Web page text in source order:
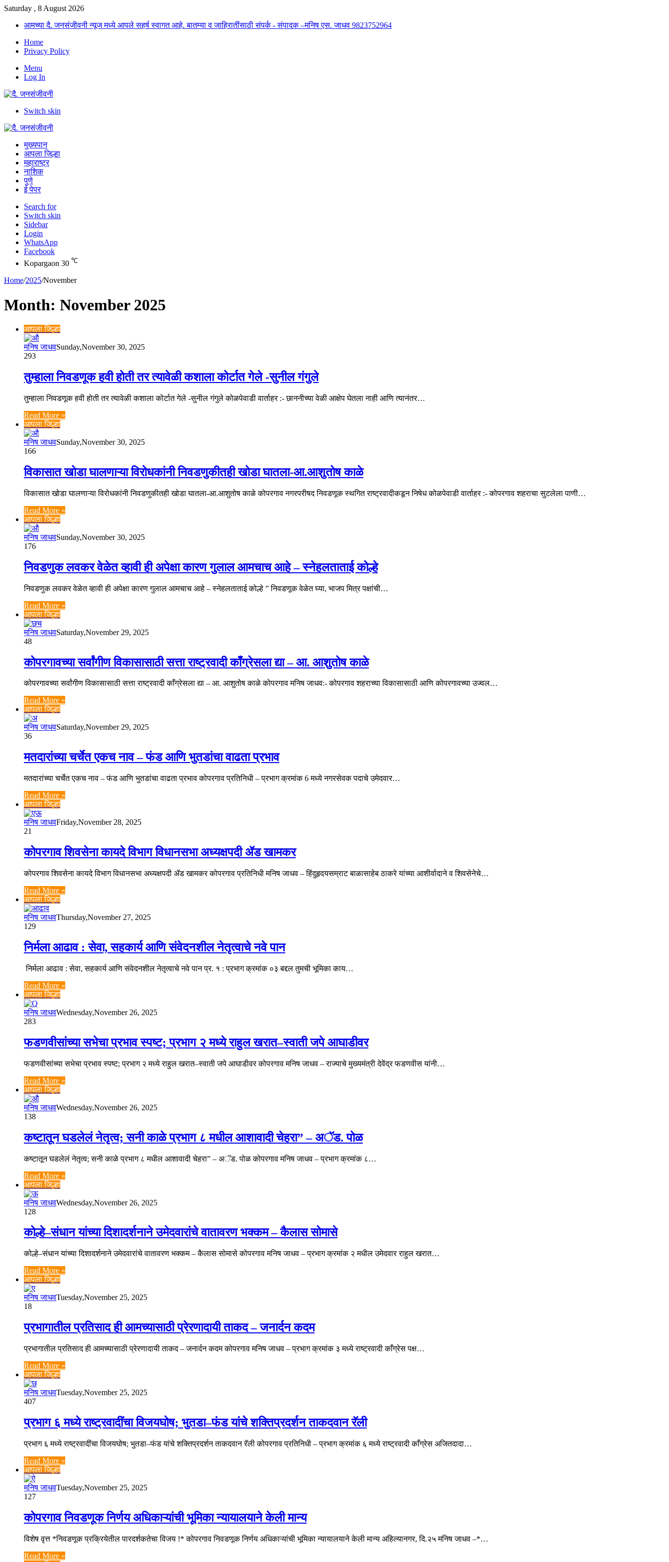
Saturday , 8 August 2026
आमच्या दै. जनसंजीवनी न्यूज मध्ये आपले सहर्ष स्वागत आहे. बातम्या व जाहिरातींसाठी संपर्क - संपादक –मनिष एस. जाधव 9823752964
Home
Privacy Policy
Menu
Log In
Switch skin
मुख्यपान
आपला जिल्हा
महाराष्ट्र
नाशिक
पुणे
ई पेपर
Search for
Switch skin
Sidebar
Login
WhatsApp
Facebook
Kopargaon 30 ℃
Home/2025/November
Month: November 2025
आपला जिल्हा
मनिष जाधवSunday,November 30, 2025
293
तुम्हाला निवडणूक हवी होती तर त्यावेळी कशाला कोर्टात गेले -सुनील गंगुले
तुम्हाला निवडणूक हवी होती तर त्यावेळी कशाला कोर्टात गेले -सुनील गंगुले कोळपेवाडी वार्ताहर :- छाननीच्या वेळी आक्षेप घेतला नाही आणि त्यानंतर…
Read More »
आपला जिल्हा
मनिष जाधवSunday,November 30, 2025
166
विकासात खोडा घालणाऱ्या विरोधकांनी निवडणुकीतही खोडा घातला-आ.आशुतोष काळे
विकासात खोडा घालणाऱ्या विरोधकांनी निवडणुकीतही खोडा घातला-आ.आशुतोष काळे कोपरगाव नगरपरीषद निवडणूक स्थगित राष्ट्रवादीकडून निषेध कोळपेवाडी वार्ताहर :- कोपरगाव शहराचा सुटलेला पाणी…
Read More »
आपला जिल्हा
मनिष जाधवSunday,November 30, 2025
176
निवडणुक लवकर वेळेत व्हावी ही अपेक्षा कारण गुलाल आमचाच आहे – स्नेहलताताई कोल्हे
निवडणुक लवकर वेळेत व्हावी ही अपेक्षा कारण गुलाल आमचाच आहे – स्नेहलताताई कोल्हे ” निवडणूक वेळेत घ्या, भाजप मित्र पक्षांची…
Read More »
आपला जिल्हा
मनिष जाधवSaturday,November 29, 2025
48
कोपरगावच्या सर्वांगीण विकासासाठी सत्ता राष्ट्रवादी काँग्रेसला द्या – आ. आशुतोष काळे
कोपरगावच्या सर्वांगीण विकासासाठी सत्ता राष्ट्रवादी काँग्रेसला द्या – आ. आशुतोष काळे कोपरगाव मनिष जाधव:- कोपरगाव शहराच्या विकासासाठी आणि कोपरगावच्या उज्वल…
Read More »
आपला जिल्हा
मनिष जाधवSaturday,November 29, 2025
36
मतदारांच्या चर्चेत एकच नाव – फंड आणि भुतडांचा वाढता प्रभाव
मतदारांच्या चर्चेत एकच नाव – फंड आणि भुतडांचा वाढता प्रभाव कोपरगाव प्रतिनिधी – प्रभाग क्रमांक 6 मध्ये नगरसेवक पदाचे उमेदवार…
Read More »
आपला जिल्हा
मनिष जाधवFriday,November 28, 2025
21
कोपरगाव शिवसेना कायदे विभाग विधानसभा अध्यक्षपदी ॲड खामकर
कोपरगाव शिवसेना कायदे विभाग विधानसभा अध्यक्षपदी ॲड खामकर कोपरगाव प्रतिनिधी मनिष जाधव – हिंदुहृदयसम्राट बाळासाहेब ठाकरे यांच्या आशीर्वादाने व शिवसेनेचे…
Read More »
आपला जिल्हा
मनिष जाधवThursday,November 27, 2025
129
निर्मला आढाव : सेवा, सहकार्य आणि संवेदनशील नेतृत्वाचे नवे पान
निर्मला आढाव : सेवा, सहकार्य आणि संवेदनशील नेतृत्वाचे नवे पान प्र. १ : प्रभाग क्रमांक ०३ बद्दल तुमची भूमिका काय…
Read More »
आपला जिल्हा
मनिष जाधवWednesday,November 26, 2025
283
फडणवीसांच्या सभेचा प्रभाव स्पष्ट; प्रभाग २ मध्ये राहुल खरात–स्वाती जपे आघाडीवर
फडणवीसांच्या सभेचा प्रभाव स्पष्ट; प्रभाग २ मध्ये राहुल खरात–स्वाती जपे आघाडीवर कोपरगाव मनिष जाधव – राज्याचे मुख्यमंत्री देवेंद्र फडणवीस यांनी…
Read More »
आपला जिल्हा
मनिष जाधवWednesday,November 26, 2025
138
कष्टातून घडलेलं नेतृत्व; सनी काळे प्रभाग ८ मधील आशावादी चेहरा” – अॅड. पोळ
कष्टातून घडलेलं नेतृत्व; सनी काळे प्रभाग ८ मधील आशावादी चेहरा” – अॅड. पोळ कोपरगाव मनिष जाधव – प्रभाग क्रमांक ८…
Read More »
आपला जिल्हा
मनिष जाधवWednesday,November 26, 2025
128
कोल्हे–संधान यांच्या दिशादर्शनाने उमेदवारांचे वातावरण भक्कम – कैलास सोमासे
कोल्हे–संधान यांच्या दिशादर्शनाने उमेदवारांचे वातावरण भक्कम – कैलास सोमासे कोपरगाव मनिष जाधव – प्रभाग क्रमांक २ मधील उमेदवार राहुल खरात…
Read More »
आपला जिल्हा
मनिष जाधवTuesday,November 25, 2025
18
प्रभागातील प्रतिसाद ही आमच्यासाठी प्रेरणादायी ताकद – जनार्दन कदम
प्रभागातील प्रतिसाद ही आमच्यासाठी प्रेरणादायी ताकद – जनार्दन कदम कोपरगाव मनिष जाधव – प्रभाग क्रमांक ३ मध्ये राष्ट्रवादी काँग्रेस पक्ष…
Read More »
आपला जिल्हा
मनिष जाधवTuesday,November 25, 2025
407
प्रभाग ६ मध्ये राष्ट्रवादींचा विजयघोष; भुतडा–फंड यांचे शक्तिप्रदर्शन ताकदवान रॅली
प्रभाग ६ मध्ये राष्ट्रवादींचा विजयघोष; भुतडा–फंड यांचे शक्तिप्रदर्शन ताकदवान रॅली कोपरगाव प्रतिनिधी – प्रभाग क्रमांक ६ मध्ये राष्ट्रवादी काँग्रेस अजितदादा…
Read More »
आपला जिल्हा
मनिष जाधवTuesday,November 25, 2025
127
कोपरगाव निवडणूक निर्णय अधिकाऱ्यांची भूमिका न्यायालयाने केली मान्य
विशेष वृत्त *निवडणूक प्रक्रियेतील पारदर्शकतेचा विजय !* कोपरगाव निवडणूक निर्णय अधिकाऱ्यांची भूमिका न्यायालयाने केली मान्य अहिल्यानगर, दि.२५ मनिष जाधव –*…
Read More »